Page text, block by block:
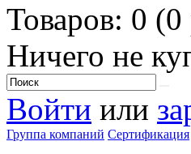
Товаров: 0 (0
Ничего не
Войти или
Группа компаний Сертификация